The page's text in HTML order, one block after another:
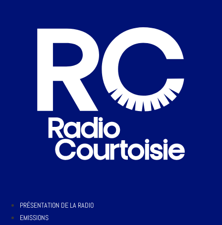
PRÉSENTATION DE LA RADIO
EMISSIONS